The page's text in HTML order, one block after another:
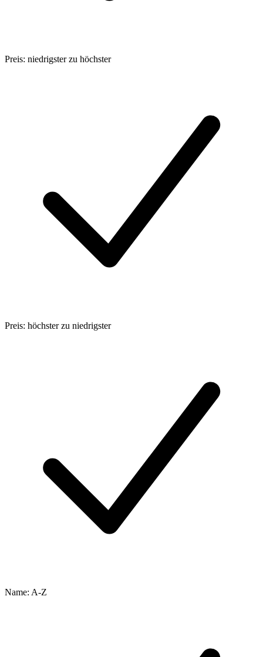
Preis: niedrigster zu höchster
Preis: höchster zu niedrigster
Name: A-Z